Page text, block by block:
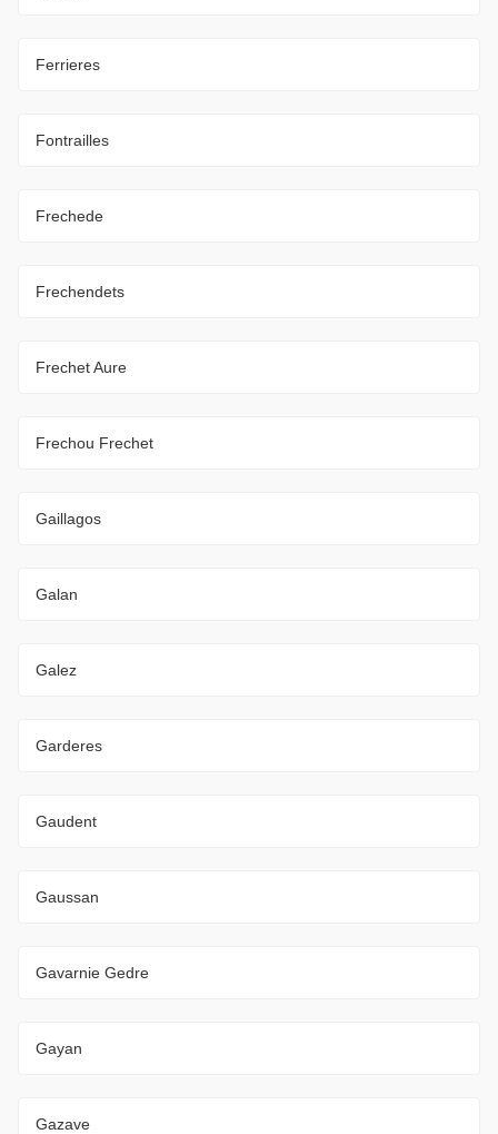
Ferrieres
Fontrailles
Frechede
Frechendets
Frechet Aure
Frechou Frechet
Gaillagos
Galan
Galez
Garderes
Gaudent
Gaussan
Gavarnie Gedre
Gayan
Gazave